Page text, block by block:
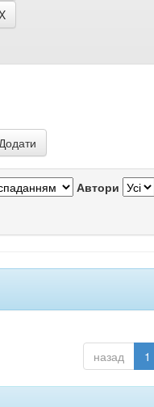
Автори
назад 1